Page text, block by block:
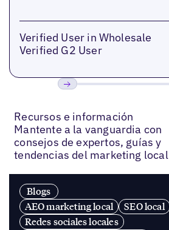
Verified User in Wholesale
Verified G2 User
Recursos e información
Mantente a la vanguardia con
consejos de expertos, guías y
tendencias del marketing local
Blogs
AEO marketing local
SEO local
Redes sociales locales